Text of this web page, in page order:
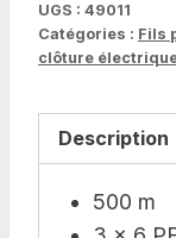
UGS : 49011
Catégories : Fils
clôture
Description
500 m